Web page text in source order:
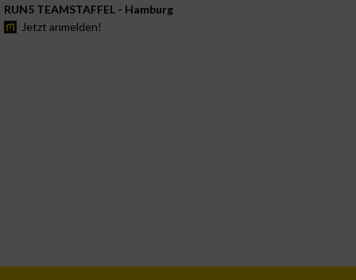
RUN5 TEAMSTAFFEL - Hamburg
Jetzt anmelden!